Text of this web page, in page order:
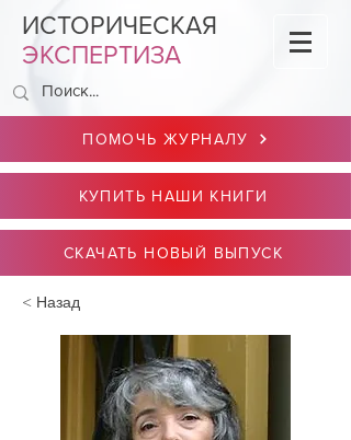
ИСТОРИЧЕСКАЯ
ЭКСПЕРТИЗА
ПОМОЧЬ ЖУРНАЛУ
КУПИТЬ НАШИ КНИГИ
СКАЧАТЬ НОВЫЙ ВЫПУСК
< Назад